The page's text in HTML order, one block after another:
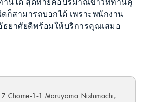
านได้ สุดท้ายคือปริมาณข้าวที่ทานคู่
ดก็สามารถบอกได้ เพราะพนักงาน
ยาศัยดีพร้อมให้บริการคุณเสมอ
7 Chome-1-1 Maruyama Nishimachi,